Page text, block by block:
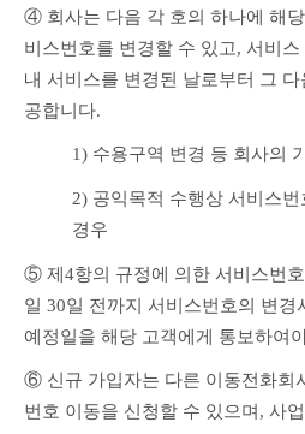
④ 회사는 다음 각 호의 하나에 해
비스번호를 변경할 수 있고, 서비
내 서비스를 변경된 날로부터 그 다
공합니다.
1) 수용구역 변경 등 회사의
2) 공익목적 수행상 서비스
경우
⑤ 제4항의 규정에 의한 서비스번
일 30일 전까지 서비스번호의 변경
예정일을 해당 고객에게 통보하여
⑥ 신규 가입자는 다른 이동전화회
번호 이동을 신청할 수 있으며, 사